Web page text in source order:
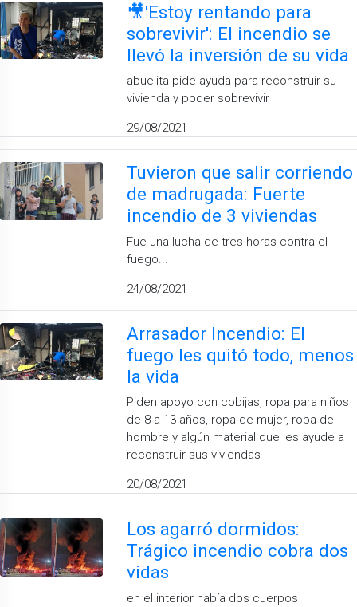
🎥'Estoy rentando para
sobrevivir': El incendio se
llevó la inversión de su vida
abuelita pide ayuda para reconstruir su
vivienda y poder sobrevivir
29/08/2021
Tuvieron que salir corriendo
de madrugada: Fuerte
incendio de 3 viviendas
Fue una lucha de tres horas contra el
fuego...
24/08/2021
Arrasador Incendio: El
fuego les quitó todo, menos
la vida
Piden apoyo con cobijas, ropa para niños
de 8 a 13 años, ropa de mujer, ropa de
hombre y algún material que les ayude a
reconstruir sus viviendas
20/08/2021
Los agarró dormidos:
Trágico incendio cobra dos
vidas
en el interior había dos cuerpos